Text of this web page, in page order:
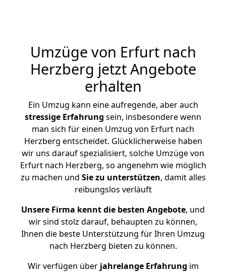
Umzüge von Erfurt nach
Herzberg jetzt Angebote
erhalten
Ein Umzug kann eine aufregende, aber auch
stressige Erfahrung sein, insbesondere wenn
man sich für einen Umzug von Erfurt nach
Herzberg entscheidet. Glücklicherweise haben
wir uns darauf spezialisiert, solche Umzüge von
Erfurt nach Herzberg, so angenehm wie möglich
zu machen und Sie zu unterstützen, damit alles
reibungslos verläuft
Unsere Firma kennt die besten Angebote, und
wir sind stolz darauf, behaupten zu können,
Ihnen die beste Unterstützung für Ihren Umzug
nach Herzberg bieten zu können.
Wir verfügen überjahrelange Erfahrung im